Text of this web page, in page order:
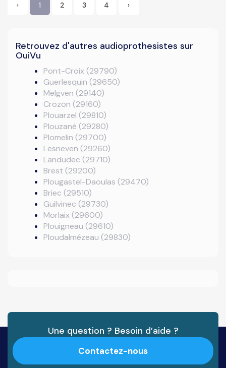
‹ 1 2 3 4 ›
Retrouvez d'autres audioprothesistes sur
OuiVu
Pont-Croix (29790)
Guerlesquin (29650)
Melgven (29140)
Crozon (29160)
Plouarzel (29810)
Plouzané (29280)
Plomelin (29700)
Lesneven (29260)
Landudec (29710)
Brest (29200)
Plougastel-Daoulas (29470)
Briec (29510)
Guilvinec (29730)
Morlaix (29600)
Plouigneau (29610)
Ploudalmézeau (29830)
Une question ? Besoin d’aide ?
Contactez-nous